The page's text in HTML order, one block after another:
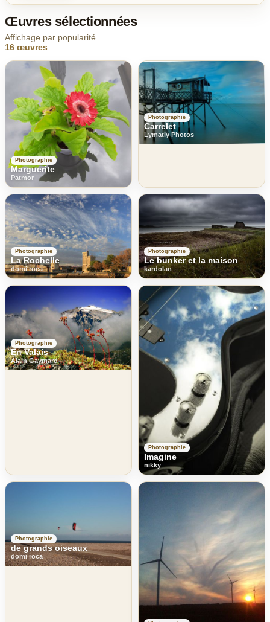
Œuvres sélectionnées
Affichage par popularité
16 œuvres
Photographie
Marguerite
Patmor
Photographie
Carrelet
Lymatly Photos
Photographie
La Rochelle
domi roca
Photographie
Le bunker et la maison
kardolan
Photographie
En Valais
Alain Gaymard
Photographie
Imagine
nikky
Photographie
de grands oiseaux
domi roca